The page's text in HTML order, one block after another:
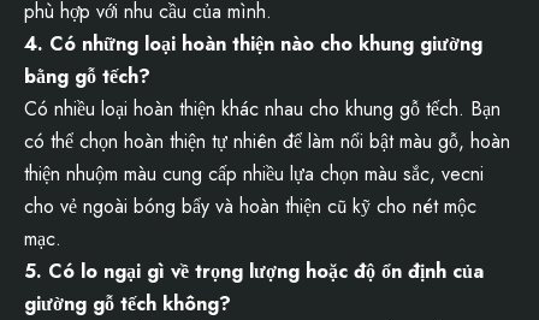
phù hợp với nhu cầu của mình.
4. Có những loại hoàn thiện nào cho khung giường
bằng gỗ tếch?
Có nhiều loại hoàn thiện khác nhau cho khung gỗ tếch. Bạn
có thể chọn hoàn thiện tự nhiên để làm nổi bật màu gỗ, hoàn
thiện nhuộm màu cung cấp nhiều lựa chọn màu sắc, vecni
cho vẻ ngoài bóng bẩy và hoàn thiện cũ kỹ cho nét mộc
mạc.
5. Có lo ngại gì về trọng lượng hoặc độ ổn định của
giường gỗ tếch không?